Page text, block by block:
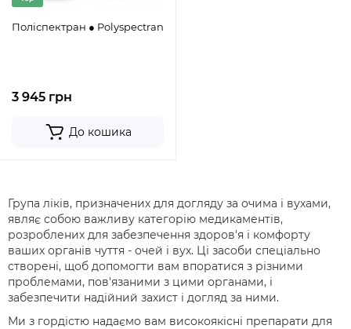
Поліспектран ● Polyspectran
3 945 грн
До кошика
Група ліків, призначених для догляду за очима і вухами,
являє собою важливу категорію медикаментів,
розроблених для забезпечення здоров'я і комфорту
ваших органів чуття - очей і вух. Ці засоби спеціально
створені, щоб допомогти вам впоратися з різними
проблемами, пов'язаними з цими органами, і
забезпечити надійний захист і догляд за ними.
Ми з гордістю надаємо вам високоякісні препарати для